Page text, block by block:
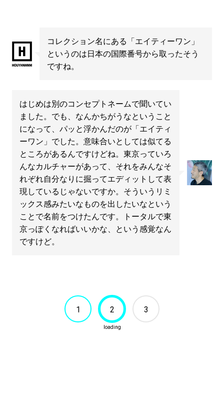
コレクション名にある「エイティーワン」
というのは日本の国際番号から取ったそう
ですね。
はじめは別のコンセプトネームで聞いてい
ました。でも、なんかちがうなということ
になって、パッと浮かんだのが「エイティ
ーワン」でした。意味合いとしては似てる
ところがあるんですけどね。東京っていろ
んなカルチャーがあって、それをみんなそ
れぞれ自分なりに掘ってエディットして表
現しているじゃないですか。そういうリミ
ックス感みたいなものを出したいなという
ことで名前をつけたんです。トータルで東
京っぽくなればいいかな、という感覚なん
ですけど。
1 2 3